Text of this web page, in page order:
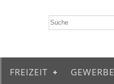
FREIZEIT GEWERBE